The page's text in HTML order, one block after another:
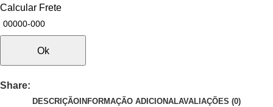
Calcular Frete
Ok
Share:
DESCRIÇÃO INFORMAÇÃO ADICIONALAVALIAÇÕES (0)